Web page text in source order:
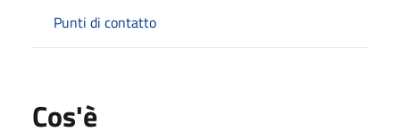
Punti di contatto
Cos'è